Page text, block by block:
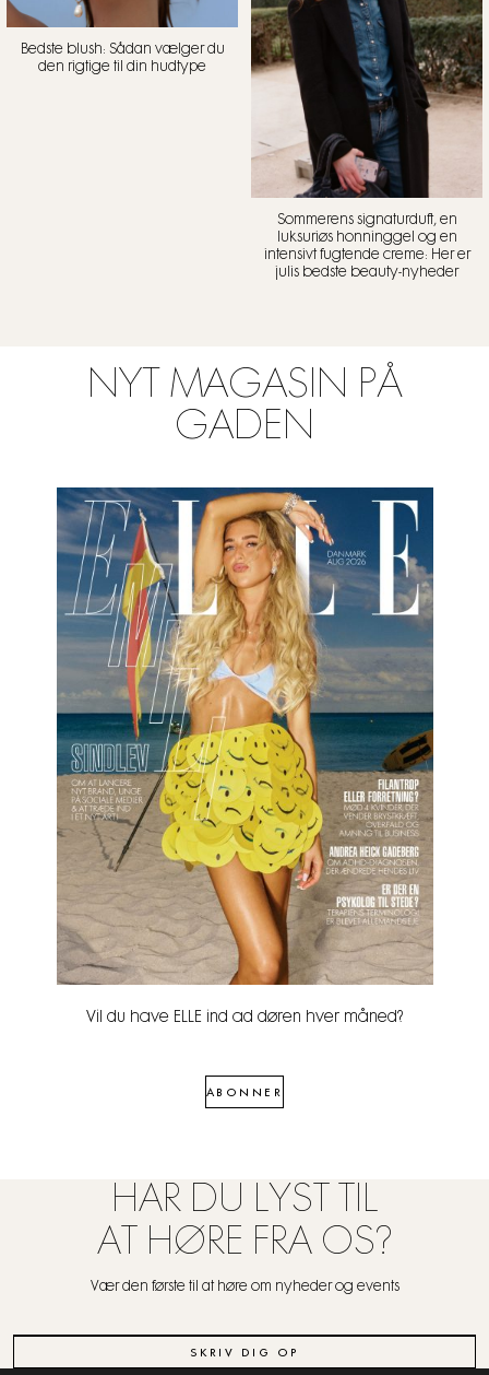
Bedste blush: Sådan vælger du
den rigtige til din hudtype
Sommerens signaturduft, en
luksuriøs honninggel og en
intensivt fugtende creme: Her er
julis bedste beauty-nyheder
NYT MAGASIN PÅ
GADEN
Vil du have ELLE ind ad døren hver måned?
ABONNER
HAR DU LYST TIL
AT HØRE FRA OS?
Vær den første til at høre om nyheder og events
SKRIV DIG OP